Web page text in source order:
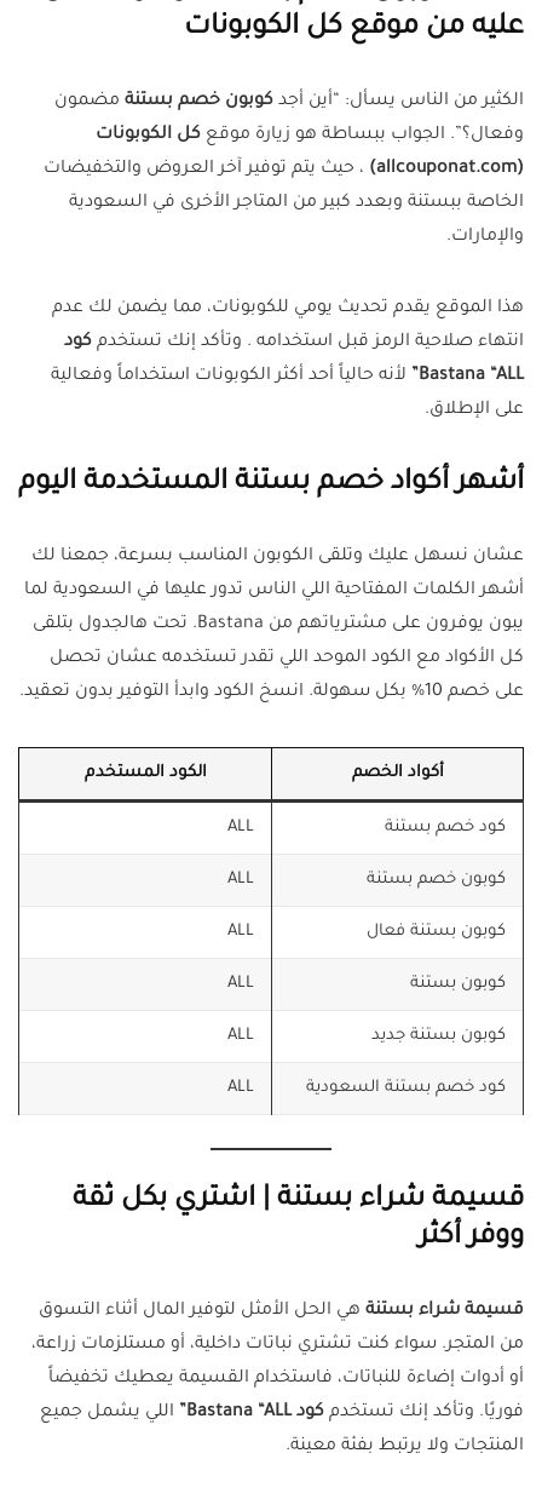
عليه من موقع كل الكوبونات
الكثير من الناس يسأل: “أين أجد كوبون خصم بستنة مضمون
وفعال؟”. الجواب ببساطة هو زيارة موقع كل الكوبونات
(allcouponat.com)
، حيث يتم توفير آخر العروض والتخفيضات
الخاصة ببستنة وبعدد كبير من المتاجر الأخرى في السعودية
والإمارات.
هذا الموقع يقدم تحديث يومي للكوبونات، مما يضمن لك عدم
انتهاء صلاحية الرمز قبل استخدامه . وتأكد إنك تستخدم كود
Bastana “ALL”
لأنه حالياً أحد أكثر الكوبونات استخداماً وفعالية
على الإطلاق.
أشهر أكواد خصم بستنة المستخدمة اليوم
عشان نسهل عليك وتلقى الكوبون المناسب بسرعة، جمعنا لك
أشهر الكلمات المفتاحية اللي الناس تدور عليها في السعودية لما
يبون يوفرون على مشترياتهم من Bastana. تحت هالجدول بتلقى
كل الأكواد مع الكود الموحد اللي تقدر تستخدمه عشان تحصل
على خصم 10% بكل سهولة. انسخ الكود وابدأ التوفير بدون تعقيد.
أكواد الخصم الكود المستخدم
كود خصم بستنة ALL
كوبون خصم بستنة ALL
كوبون بستنة فعال ALL
كوبون بستنة ALL
كوبون بستنة جديد ALL
كود خصم بستنة السعودية ALL
قسيمة شراء بستنة | اشتري بكل ثقة
ووفر أكثر
قسيمة شراء بستنة هي الحل الأمثل لتوفير المال أثناء التسوق
من المتجر. سواء كنت تشتري نباتات داخلية، أو مستلزمات زراعة،
أو أدوات إضاءة للنباتات، فاستخدام القسيمة يعطيك تخفيضاً
فوريًا. وتأكد إنك تستخدم كود Bastana “ALL”
اللي يشمل جميع
المنتجات ولا يرتبط بفئة معينة.